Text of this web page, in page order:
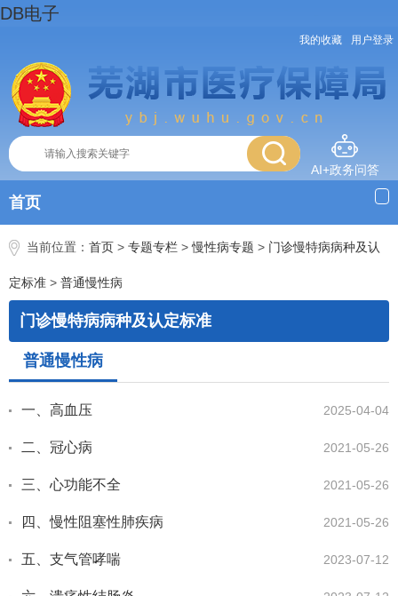
DB电子
我的收藏 用户登录
AI+政务问答
首页
当前位置： 首页 > 专题专栏 > 慢性病专题 > 门诊慢特病病种及认
定标准 > 普通慢性病
门诊慢特病病种及认定标准
普通慢性病
一、高血压 2025-04-04
二、冠心病 2021-05-26
三、心功能不全 2021-05-26
四、慢性阻塞性肺疾病 2021-05-26
五、支气管哮喘 2023-07-12